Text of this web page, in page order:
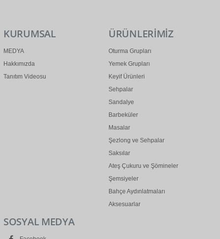
KURUMSAL
MEDYA
Hakkımızda
Tanıtım Videosu
ÜRÜNLERİMİZ
Oturma Grupları
Yemek Grupları
Keyif Ürünleri
Sehpalar
Sandalye
Barbeküler
Masalar
Şezlong ve Sehpalar
Saksılar
Ateş Çukuru ve Şömineler
Şemsiyeler
Bahçe Aydınlatmaları
Aksesuarlar
SOSYAL MEDYA